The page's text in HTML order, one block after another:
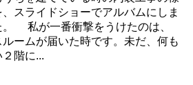
、スライドショーでアルバムにしま
。 私が一番衝撃をうけたのは、
ルームが届いた時です。未だ、何も
２階に...